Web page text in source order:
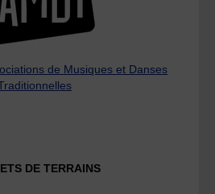
de Musiques et Danses
DE TERRAINS